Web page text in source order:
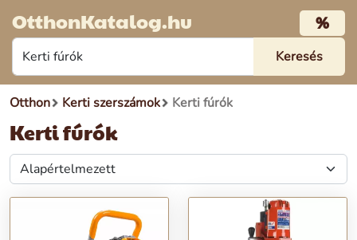
OtthonKatalog.hu %
Otthon Kerti szerszámok Kerti fúrók
Kerti fúrók